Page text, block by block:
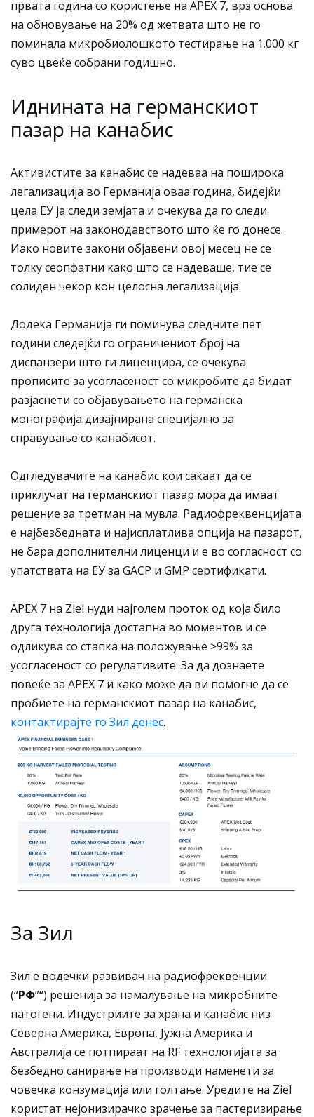
првата година со користење на APEX 7, врз основа
на обновување на 20% од жетвата што не го
поминала микробиолошкото тестирање на 1.000 кг
суво цвеќе собрани годишно.
Иднината на германскиот
пазар на канабис
Активистите за канабис се надеваа на поширока
легализација во Германија оваа година, бидејќи
цела ЕУ ја следи земјата и очекува да го следи
примерот на законодавството што ќе го донесе.
Иако новите закони објавени овој месец не се
толку сеопфатни како што се надеваше, тие се
солиден чекор кон целосна легализација.
Додека Германија ги поминува следните пет
години следејќи го ограничениот број на
диспанзери што ги лиценцира, се очекува
прописите за усогласеност со микробите да бидат
разјаснети со објавувањето на германска
монографија дизајнирана специјално за
справување со канабисот.
Одгледувачите на канабис кои сакаат да се
приклучат на германскиот пазар мора да имаат
решение за третман на мувла. Радиофреквенцијата
е најбезбедната и најисплатлива опција на пазарот,
не бара дополнителни лиценци и е во согласност со
упатствата на ЕУ за GACP и GMP сертификати.
APEX 7 на Ziel нуди најголем проток од која било
друга технологија достапна во моментов и се
одликува со стапка на положување >99% за
усогласеност со регулативите. За да дознаете
повеќе за APEX 7 и како може да ви помогне да се
пробиете на германскиот пазар на канабис,
контактирајте го Зил денес.
За Зил
Зил е водечки развивач на радиофреквенции
(“РФ”“) решенија за намалување на микробните
патогени. Индустриите за храна и канабис низ
Северна Америка, Европа, Јужна Америка и
Австралија се потпираат на RF технологијата за
безбедно санирање на производи наменети за
човечка конзумација или голтање. Уредите на Ziel
користат нејонизирачко зрачење за пастеризирање